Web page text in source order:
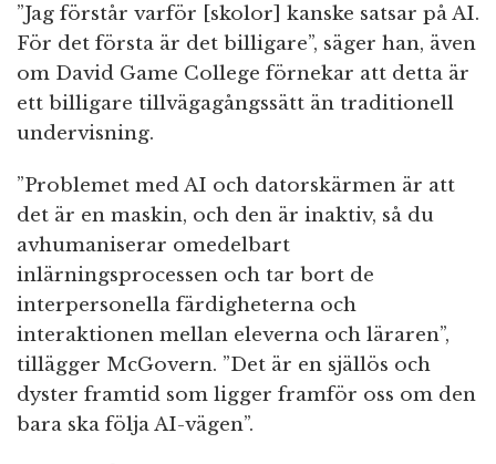
”Jag förstår varför [skolor] kanske satsar på AI.
För det första är det billigare”, säger han, även
om David Game College förnekar att detta är
ett billigare tillvägagångssätt än traditionell
undervisning.
”Problemet med AI och datorskärmen är att
det är en maskin, och den är inaktiv, så du
avhumaniserar omedelbart
inlärningsprocessen och tar bort de
interpersonella färdigheterna och
interaktionen mellan eleverna och läraren”,
tillägger McGovern. ”Det är en själlös och
dyster framtid som ligger framför oss om den
bara ska följa AI-vägen”.